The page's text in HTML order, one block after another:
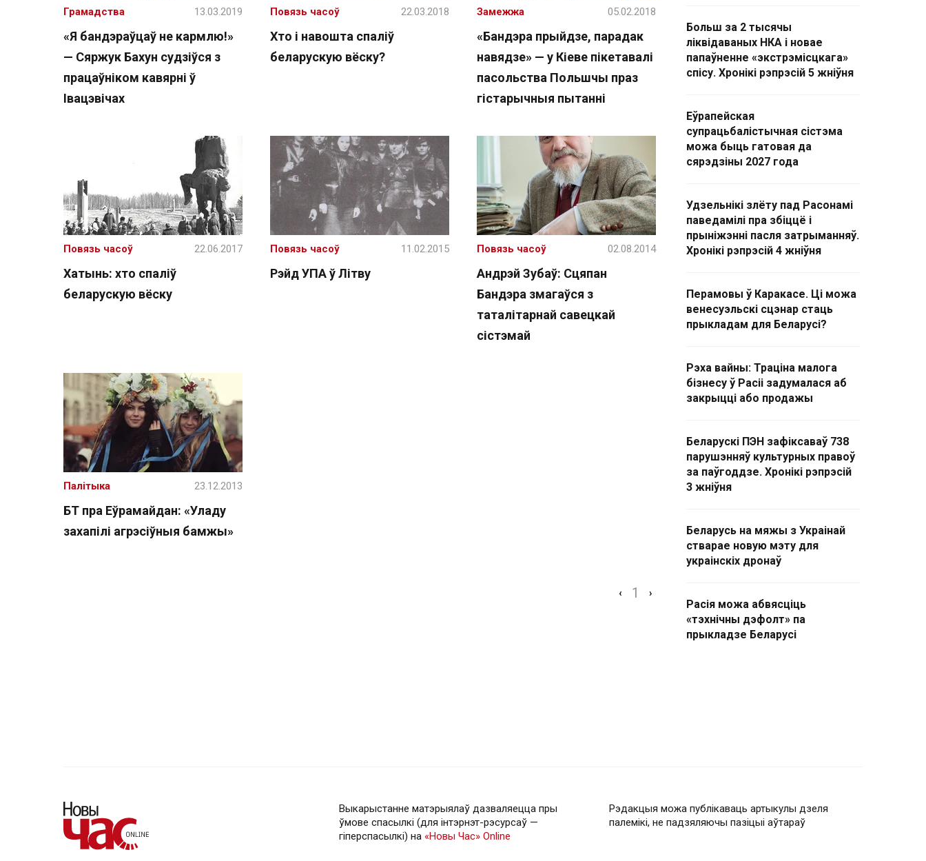
«Я бандэраўцаў не кармлю!»
— Сяржук Бахун судзіўся з
працаўніком кавярні ў
Івацэвічах
Грамадства 13.03.2019
Хто і навошта спаліў
беларускую вёску?
Повязь часоў 22.03.2018
«Бандэра прыйдзе, парадак
навядзе» — у Кіеве пікетавалі
пасольства Польшчы праз
гістарычныя пытанні
Замежжа 05.02.2018
Хатынь: хто спаліў
беларускую вёску
Повязь часоў 22.06.2017
Рэйд УПА ў Літву
Повязь часоў 11.02.2015
Андрэй Зубаў: Сцяпан
Бандэра змагаўся з
таталітарнай савецкай
сістэмай
Повязь часоў 02.08.2014
БТ пра Еўрамайдан: «Уладу
захапілі агрэсіўныя бамжы»
Палітыка 23.12.2013
‹ 1 ›
Больш за 2 тысячы
ліквідаваных НКА і новае
папаўненне «экстрэмісцкага»
спісу. Хронікі рэпрэсій 5 жніўня
Еўрапейская
супрацьбалістычная сістэма
можа быць гатовая да
сярэдзіны 2027 года
Удзельнікі злёту пад Расонамі
паведамілі пра збіццё і
прыніжэнні пасля затрыманняў.
Хронікі рэпрэсій 4 жніўня
Перамовы ў Каракасе. Ці можа
венесуэльскі сцэнар стаць
прыкладам для Беларусі?
Рэха вайны: Траціна малога
бізнесу ў Расіі задумалася аб
закрыцці або продажы
Беларускі ПЭН зафіксаваў 738
парушэнняў культурных правоў
за паўгоддзе. Хронікі рэпрэсій
3 жніўня
Беларусь на мяжы з Украінай
стварае новую мэту для
украінскіх дронаў
Расія можа абвясціць
«тэхнічны дэфолт» па
прыкладзе Беларусі
Выкарыстанне матэрыялаў дазваляецца пры
ўмове спасылкі (для інтэрнэт-рэсурсаў —
гiперспасылкi) на «Новы Час» Online
Рэдакцыя можа публікаваць артыкулы дзеля
палемікі, не падзяляючы пазіцыі аўтараў